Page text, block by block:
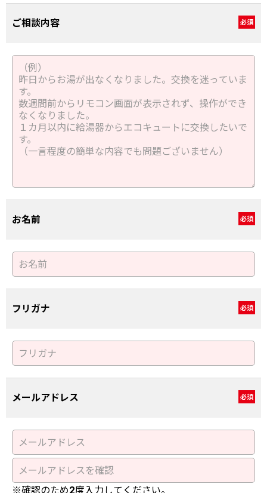
ご相談内容 必須
お名前 必須
フリガナ 必須
メールアドレス 必須
※確認のため2度入力してください。